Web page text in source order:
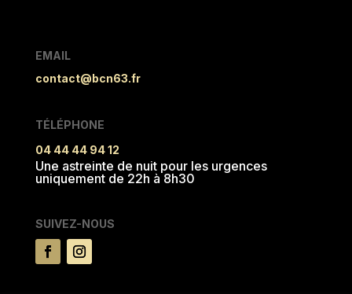
EMAIL
contact@bcn63.fr
TÉLÉPHONE
04 44 44 94 12
Une astreinte de nuit pour les urgences
uniquement de 22h à 8h30
SUIVEZ-NOUS